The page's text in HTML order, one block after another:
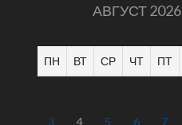
АВГУСТ 2026
ПН ВТ СР ЧТ ПТ
3 4 5 6 7